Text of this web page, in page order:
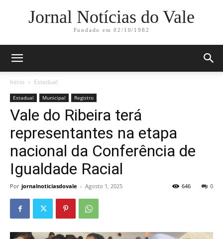
Jornal Notícias do Vale
Fundado em 02/10/1982
Início Estadual
Estadual Municipal Registro
Vale do Ribeira terá
representantes na etapa
nacional da Conferência de
Igualdade Racial
Por jornalnoticiasdovale - Agosto 1, 2025 0
646